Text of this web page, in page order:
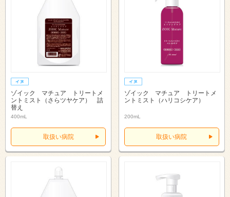
ゾイック マチュア トリートメ
ントミスト（さらツヤケア） 詰
替え
400mL
取扱い病院
ゾイック マチュア トリートメ
ントミスト（ハリコシケア）
200mL
取扱い病院